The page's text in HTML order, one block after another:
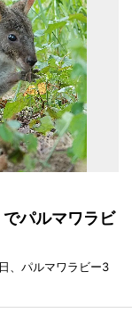
パルマワラビ
、パルマワラビー3